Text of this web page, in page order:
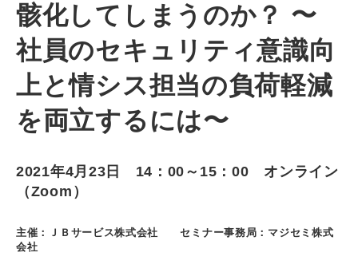
骸化してしまうのか？ 〜
社員のセキュリティ意識向
上と情シス担当の負荷軽減
を両立するには〜
2021年4月23日 14：00～15：00 オンライン
（Zoom）
主催：ＪＢサービス株式会社 セミナー事務局：マジセミ株式
会社